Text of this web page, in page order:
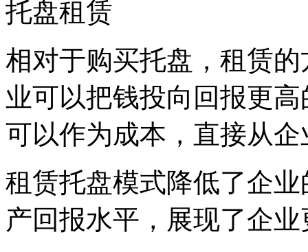
托盘租赁
相对于购买托盘，租赁
业可以把钱投向回报更
可以作为成本，直接从
租赁托盘模式降低了企
产回报水平，展现了企